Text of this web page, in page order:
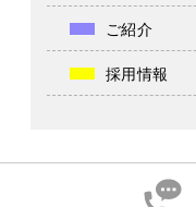
ご紹介
採用情報